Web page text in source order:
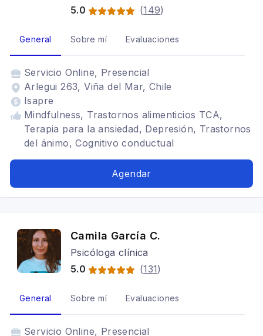
5.0
(149)
General Sobre mí Evaluaciones
Servicio Online, Presencial
Arlegui 263, Viña del Mar, Chile
Isapre
Mindfulness, Trastornos alimenticios TCA,
Terapia para la ansiedad, Depresión, Trastornos
del ánimo, Cognitivo conductual
Agendar
Camila García C.
Psicóloga clínica
5.0
(131)
General Sobre mí Evaluaciones
Servicio Online, Presencial